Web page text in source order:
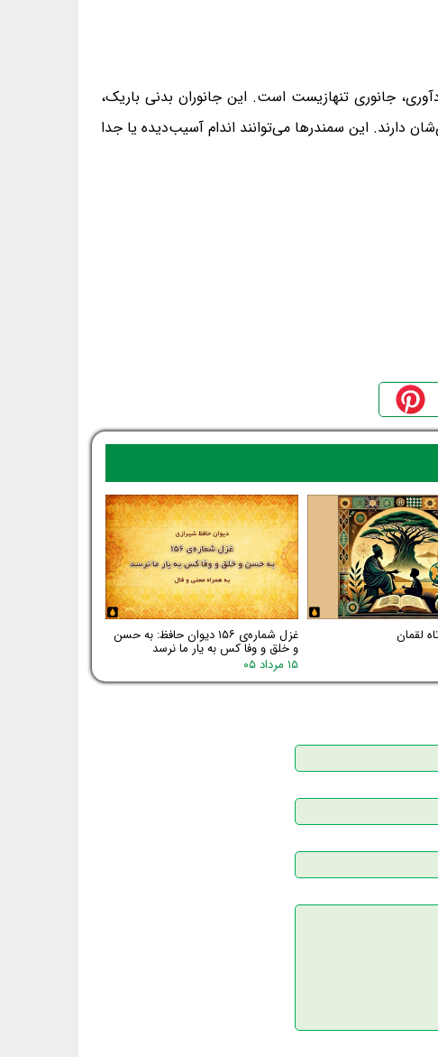
جانوری تنهازیست است. این جانوران بدنی باریک،
کوتاه دارند. همچنین آنان ۴ انگشت در دست‌ها و ۵ انگشت در پاهای‌شان دارند. این سمندرها می‌توانند اندام آسیب‌دیده یا جدا
غزل شماره‌ی ۱۵۶ دیوان حافظ: به حسن
و خلق و وفا کس به یار ما نرسد
۱۵ مرداد ۰۵